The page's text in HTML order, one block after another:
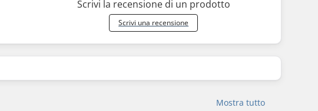
Scrivi la recensione di un prodotto
Scrivi una recensione
Mostra tutto